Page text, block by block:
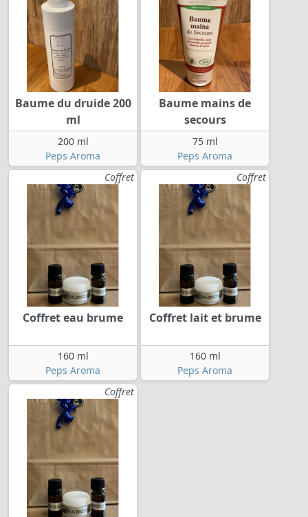
Baume du druide 200
ml
200 ml
Peps Aroma
Baume mains de
secours
75 ml
Peps Aroma
Coffret
Coffret eau brume
160 ml
Peps Aroma
Coffret
Coffret lait et brume
160 ml
Peps Aroma
Coffret